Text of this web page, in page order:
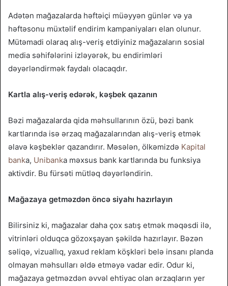
Adətən mağazalarda həftəiçi müəyyən günlər və ya
həftəsonu müxtəlif endirim kampaniyaları elan olunur.
Mütəmadi olaraq alış-veriş etdiyiniz mağazaların sosial
media səhifələrini izləyərək, bu endirimləri
dəyərləndirmək faydalı olacaqdır.
Kartla alış-veriş edərək, kəşbek qazanın
Bəzi mağazalarda qida məhsullarının özü, bəzi bank
kartlarında isə ərzaq mağazalarından alış-veriş etmək
əlavə kəşbeklər qazandırır. Məsələn, ölkəmizdə Kapital
banka, Unibanka məxsus bank kartlarında bu funksiya
aktivdir. Bu fürsəti mütləq dəyərləndirin.
Mağazaya getməzdən öncə siyahı hazırlayın
Bilirsiniz ki, mağazalar daha çox satış etmək məqəsdi ilə,
vitrinləri olduqca gözoxşayan şəkildə hazırlayır. Bəzən
səliqə, vizuallıq, yaxud reklam köşkləri belə insanı planda
olmayan məhsulları əldə etməyə vadar edir. Odur ki,
mağazaya getməzdən əvvəl ehtiyac olan ərzaqların yer